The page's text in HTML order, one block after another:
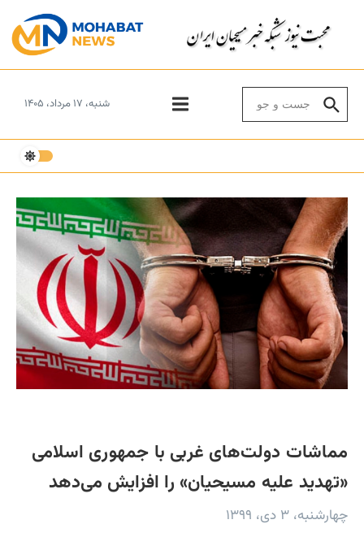
شنبه، ۱۷ مرداد، ۱۴۰۵
مماشات دولت‌های غربی با جمهوری اسلامی
«تهدید علیه مسیحیان» را افزایش می‌دهد
چهارشنبه، ۳ دی، ۱۳۹۹